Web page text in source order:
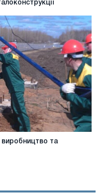
виробництво та